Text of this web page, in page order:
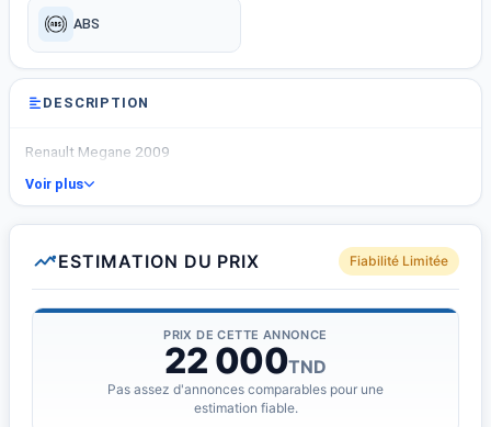
ABS
DESCRIPTION
Renault Megane 2009
Voir plus
ESTIMATION DU PRIX Fiabilité Limitée
PRIX DE CETTE ANNONCE
22 000TND
Pas assez d'annonces comparables pour une
estimation fiable.